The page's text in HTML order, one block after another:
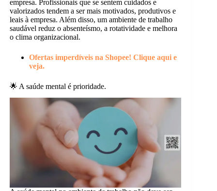
empresa. Profissionais que se sentem cuidados e
valorizados tendem a ser mais motivados, produtivos e
leais à empresa. Além disso, um ambiente de trabalho
saudável reduz o absenteísmo, a rotatividade e melhora
o clima organizacional.
Ofertas imperdíveis na Shopee! Clique aqui e
veja.
🌟 A saúde mental é prioridade.